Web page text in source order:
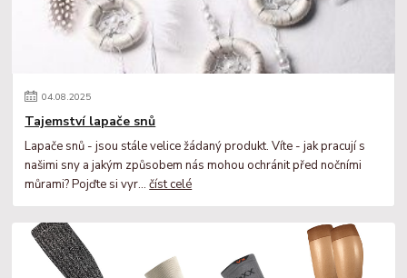
04.08.2025
Tajemství lapače snů
Lapače snů - jsou stále velice žádaný produkt. Víte - jak pracují s
našimi sny a jakým způsobem nás mohou ochránit před nočními
můrami? Pojďte si vyr...číst celé